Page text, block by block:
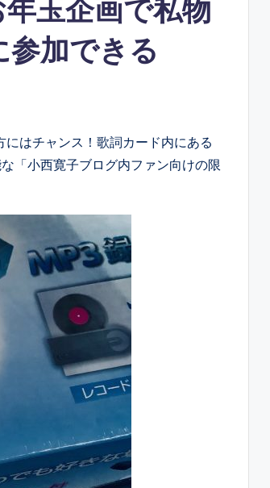
玉企画で私物
加できる
はチャンス！歌詞カード内にある
「小西寛子ブログ内ファン向けの限